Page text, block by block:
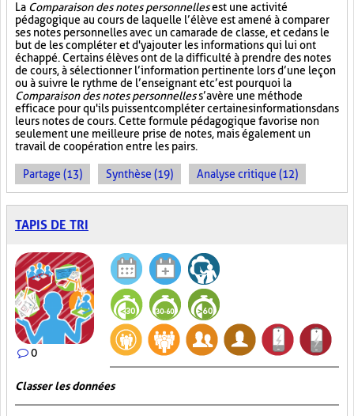
La Comparaison des notes personnellesest une activité
pédagogique au cours de laquelle l’élève est amené à comparer
ses notes personnelles avec un camarade de classe, et ce dans le
but de les compléter et d'y ajouter les informations qui lui ont
échappé. Certains élèves ont de la difficulté à prendre des notes
de cours, à sélectionner l’information pertinente lors d’une leçon
ou à suivre le rythme de l’enseignant et c’est pourquoi la
Comparaison des notes personnelless’avère une méthode
efficace pour qu'ils puissent compléter certaines informations dans
leurs notes de cours. Cette formule pédagogique favorise non
seulement une meilleure prise de notes, mais également un
travail de coopération entre les pairs.
Partage (13) Synthèse (19) Analyse critique (12)
TAPIS DE TRI
0
Classer les données